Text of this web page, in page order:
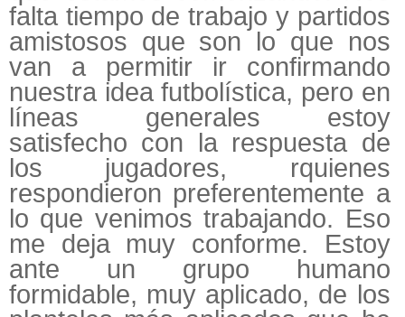
falta tiempo de trabajo y partidos
amistosos que son lo que nos
van a permitir ir confirmando
nuestra idea futbolística, pero en
líneas generales estoy
satisfecho con la respuesta de
los jugadores, rquienes
respondieron preferentemente a
lo que venimos trabajando. Eso
me deja muy conforme. Estoy
ante un grupo humano
formidable, muy aplicado, de los